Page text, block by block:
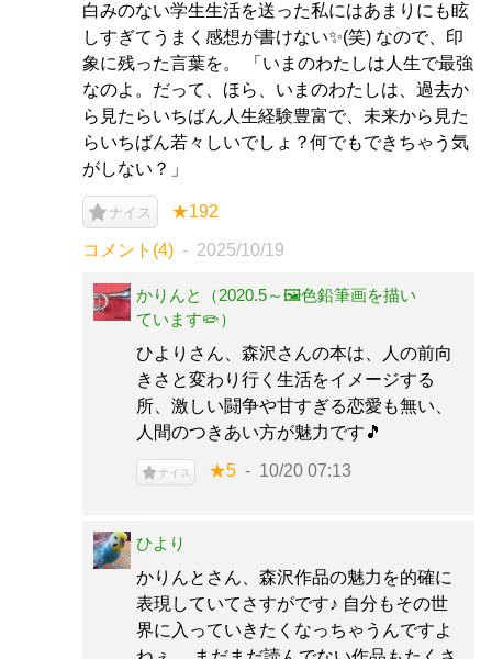
白みのない学生生活を送った私にはあまりにも眩
しすぎてうまく感想が書けない✨️(笑) なので、印
象に残った言葉を。 「いまのわたしは人生で最強
なのよ。だって、ほら、いまのわたしは、過去か
ら見たらいちばん人生経験豊富で、未来から見た
らいちばん若々しいでしょ？何でもできちゃう気
がしない？」
ナイス ★192
コメント(4) 2025/10/19
かりんと（2020.5～🖼️色鉛筆画を描い
ています✏️）
ひよりさん、森沢さんの本は、人の前向
きさと変わり行く生活をイメージする
所、激しい闘争や甘すぎる恋愛も無い、
人間のつきあい方が魅力です🎵
ナイス ★5 10/20 07:13
ひより
かりんとさん、森沢作品の魅力を的確に
表現していてさすがです♪ 自分もその世
界に入っていきたくなっちゃうんですよ